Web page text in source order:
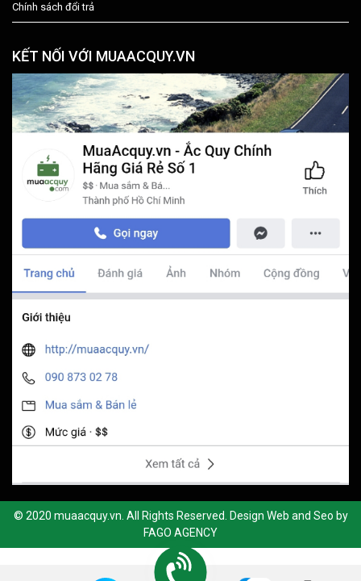
Chính sách đổi trả
KẾT NỐI VỚI MUAACQUY.VN
© 2020 muaacquy.vn. All Rights Reserved. Design Web and Seo by
FAGO AGENCY